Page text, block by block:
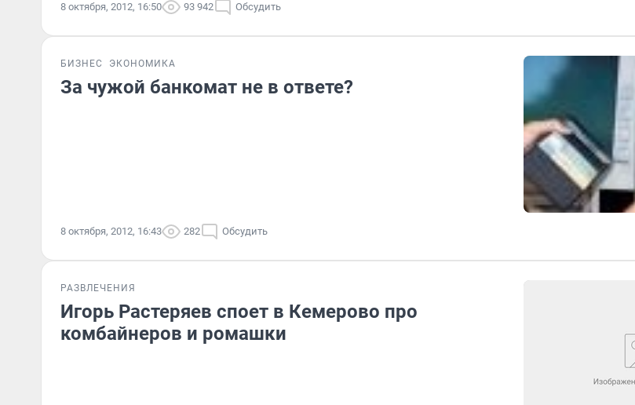
8 октября, 2012, 16:50 93 942 Обсудить
БИЗНЕС ЭКОНОМИКА
За чужой банкомат не в ответе?
8 октября, 2012, 16:43 282 Обсудить
РАЗВЛЕЧЕНИЯ
Игорь Растеряев споет в Кемерово про
комбайнеров и ромашки